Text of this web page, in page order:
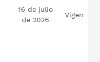
16 de julio
de 2026
Vigente